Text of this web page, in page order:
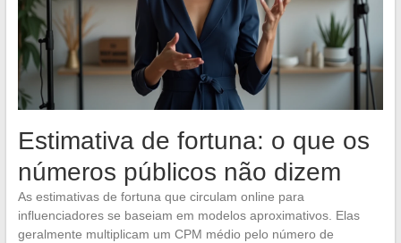
Estimativa de fortuna: o que os
números públicos não dizem
As estimativas de fortuna que circulam online para
influenciadores se baseiam em modelos aproximativos. Elas
geralmente multiplicam um CPM médio pelo número de